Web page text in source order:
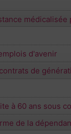
médicalisée
d'avenir
de
à 60 ans sous
de la